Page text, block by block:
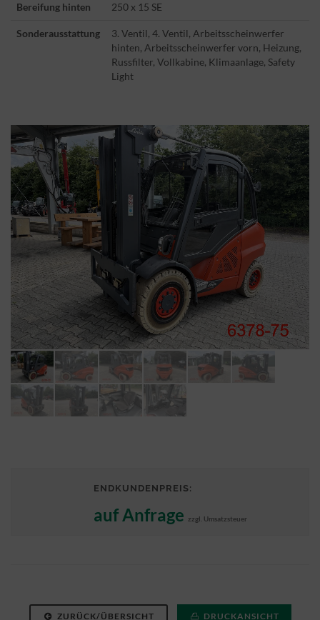
Bereifung hinten 250 x 15 SE
Sonderausstattung
3. Ventil, 4. Ventil, Arbeitsscheinwerfer
hinten, Arbeitsscheinwerfer vorn, Heizung,
Russfilter, Vollkabine, Klimaanlage, Safety
Light
ENDKUNDENPREIS:
auf Anfrage zzgl. Umsatzsteuer
ZURÜCK/ÜBERSICHT DRUCKANSICHT